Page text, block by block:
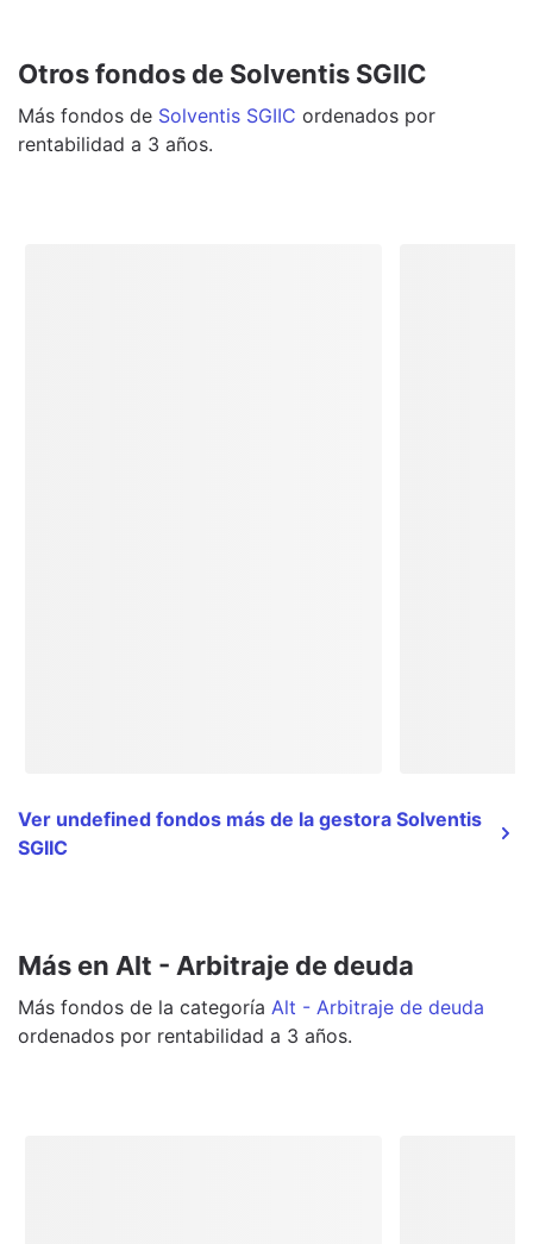
Otros fondos de Solventis SGIIC
Más fondos de Solventis SGIIC ordenados por
rentabilidad a 3 años.
Ver undefined fondos más de la gestora Solventis
SGIIC
Más en Alt - Arbitraje de deuda
Más fondos de la categoría Alt - Arbitraje de deuda
ordenados por rentabilidad a 3 años.